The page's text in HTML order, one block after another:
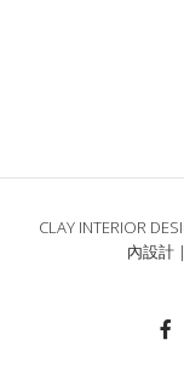
CLAY INTERIOR
內設計